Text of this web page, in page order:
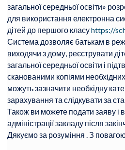
загальної середньої освіти»
для використання електронна
дітей до першого класуhttps://
Система дозволяє батькам в
виходячи з дому, реєструвати
загальної середньої освіти і
сканованими копіями
можуть зазначити необхідну
зарахування та слідкувати за
Також ви можете подати заяву і
адміністрації закладу після
Дякуємо за розуміння . З